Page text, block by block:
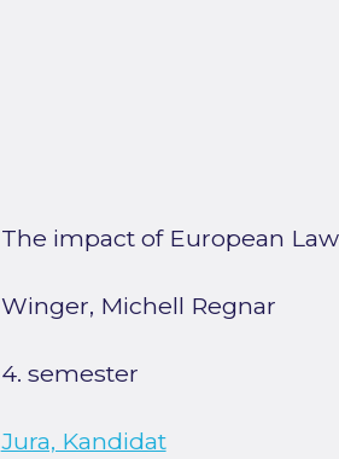
The impact of European
Winger, Michell Regnar
4. semester
Jura, Kandidat